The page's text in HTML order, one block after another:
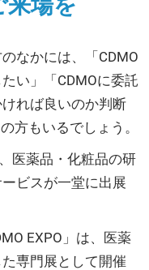
なかには、「CDMO
い」「CDMOに委託
れば良いのか判断
方もいるでしょう。
医薬品・化粧品の研
ビスが一堂に出展
EXPO」は、医薬
専門展として開催